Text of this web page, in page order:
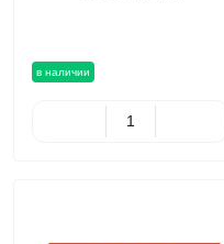
в наличии